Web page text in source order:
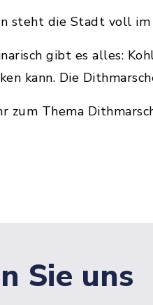
steht die Stadt voll
gibt es alles:
kann. Die
zum Thema
Sie uns